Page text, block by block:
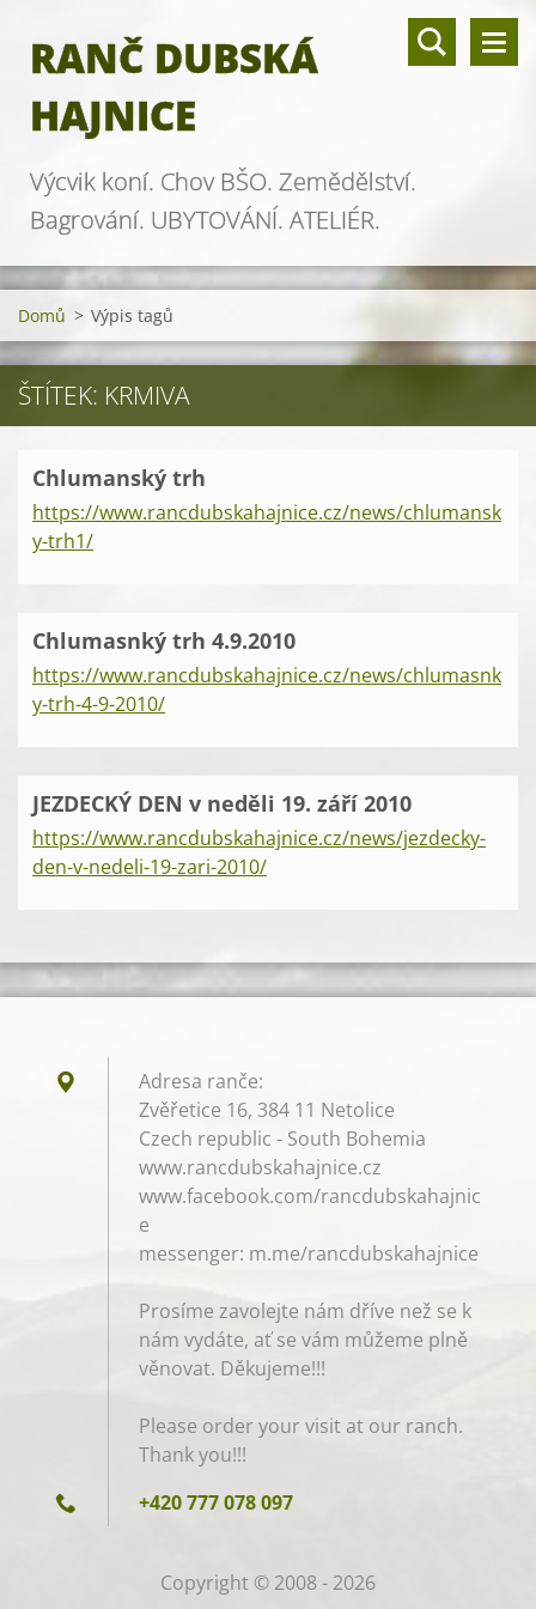
RANČ DUBSKÁ
HAJNICE
Výcvik koní. Chov BŠO. Zemědělství.
Bagrování. UBYTOVÁNÍ. ATELIÉR.
Domů > Výpis tagů
ŠTÍTEK: KRMIVA
Chlumanský trh
https://www.rancdubskahajnice.cz/news/chlumansk
y-trh1/
Chlumasnký trh 4.9.2010
https://www.rancdubskahajnice.cz/news/chlumasnk
y-trh-4-9-2010/
JEZDECKÝ DEN v neděli 19. září 2010
https://www.rancdubskahajnice.cz/news/jezdecky-
den-v-nedeli-19-zari-2010/
Adresa ranče:
Zvěřetice 16, 384 11 Netolice
Czech republic - South Bohemia
www.rancdubskahajnice.cz
www.facebook.com/rancdubskahajnic
e
messenger: m.me/rancdubskahajnice
Prosíme zavolejte nám dříve než se k
nám vydáte, ať se vám můžeme plně
věnovat. Děkujeme!!!
Please order your visit at our ranch.
Thank you!!!
+420 777 078 097
Copyright © 2008 - 2026